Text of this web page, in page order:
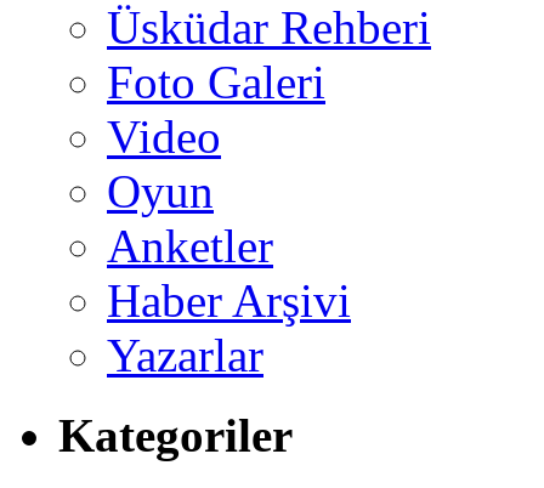
Üsküdar Rehberi
Foto Galeri
Video
Oyun
Anketler
Haber Arşivi
Yazarlar
Kategoriler